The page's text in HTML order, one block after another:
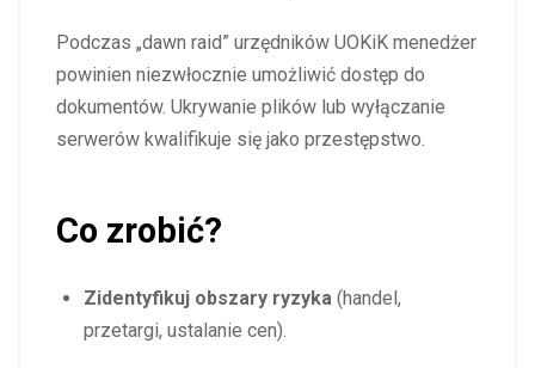
Podczas „dawn raid” urzędników UOKiK menedżer
powinien niezwłocznie umożliwić dostęp do
dokumentów. Ukrywanie plików lub wyłączanie
serwerów kwalifikuje się jako przestępstwo.
Co zrobić?
Zidentyfikuj obszary ryzyka (handel,
przetargi, ustalanie cen).